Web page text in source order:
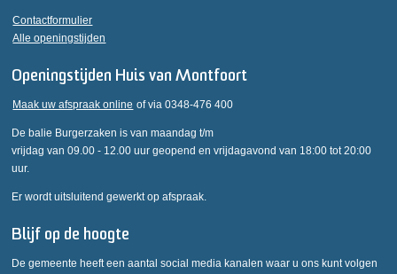
Contactformulier
Alle openingstijden
Openingstijden Huis van Montfoort
Maak uw afspraak online of via 0348-476 400
De balie Burgerzaken is van maandag t/m
vrijdag van 09.00 - 12.00 uur geopend en vrijdagavond van 18:00 tot 20:00
uur.
Er wordt uitsluitend gewerkt op afspraak.
Blijf op de hoogte
De gemeente heeft een aantal social media kanalen waar u ons kunt volgen